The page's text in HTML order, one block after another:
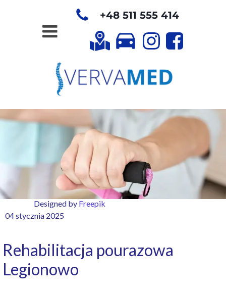
+48 511 555 414
04 stycznia 2025
Designed by Freepik
Rehabilitacja pourazowa
Legionowo